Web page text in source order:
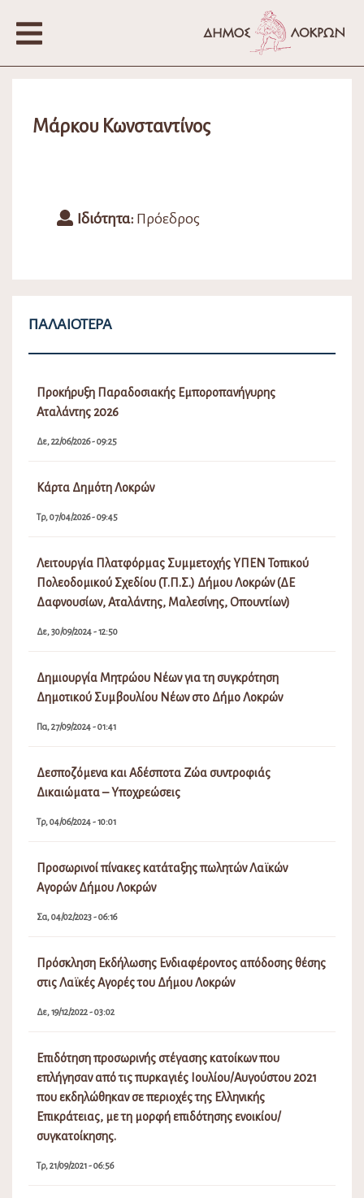
Μάρκου Κωνσταντίνος
Ιδιότητα: Πρόεδρος
ΠΑΛΑΙΌΤΕΡΑ
Προκήρυξη Παραδοσιακής Εμποροπανήγυρης
Αταλάντης 2026
Δε, 22/06/2026 - 09:25
Κάρτα Δημότη Λοκρών
Τρ, 07/04/2026 - 09:45
Λειτουργία Πλατφόρμας Συμμετοχής ΥΠΕΝ Τοπικού
Πολεοδομικού Σχεδίου (Τ.Π.Σ.) Δήμου Λοκρών (ΔΕ
Δαφνουσίων, Αταλάντης, Μαλεσίνης, Οπουντίων)
Δε, 30/09/2024 - 12:50
Δημιουργία Μητρώου Νέων για τη συγκρότηση
Δημοτικού Συμβουλίου Νέων στο Δήμο Λοκρών
Πα, 27/09/2024 - 01:41
Δεσποζόμενα και Αδέσποτα Ζώα συντροφιάς
Δικαιώματα – Υποχρεώσεις
Τρ, 04/06/2024 - 10:01
Προσωρινοί πίνακες κατάταξης πωλητών Λαϊκών
Αγορών Δήμου Λοκρών
Σα, 04/02/2023 - 06:16
Πρόσκληση Εκδήλωσης Ενδιαφέροντος απόδοσης θέσης
στις Λαϊκές Αγορές του Δήμου Λοκρών
Δε, 19/12/2022 - 03:02
Επιδότηση προσωρινής στέγασης κατοίκων που
επλήγησαν από τις πυρκαγιές Ιουλίου/Αυγούστου 2021
που εκδηλώθηκαν σε περιοχές της Ελληνικής
Επικράτειας, με τη μορφή επιδότησης ενοικίου/
συγκατοίκησης.
Τρ, 21/09/2021 - 06:56